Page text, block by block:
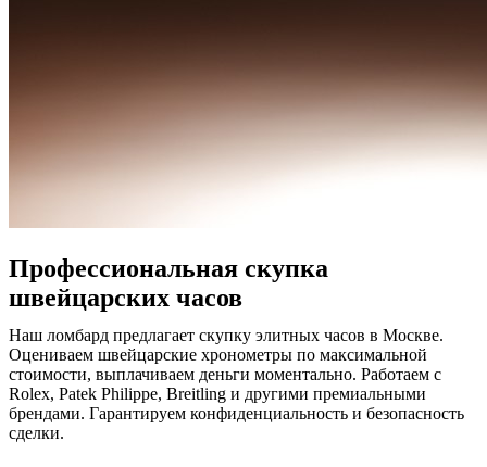
Профессиональная скупка
швейцарских часов
Наш ломбард предлагает скупку элитных часов в Москве.
Оцениваем швейцарские хронометры по максимальной
стоимости, выплачиваем деньги моментально. Работаем с
Rolex, Patek Philippe, Breitling и другими премиальными
брендами. Гарантируем конфиденциальность и безопасность
сделки.